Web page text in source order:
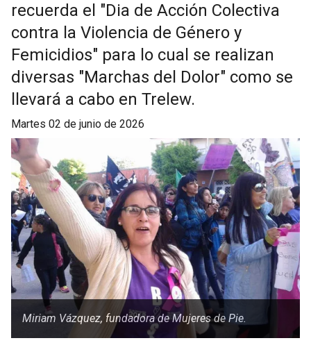
recuerda el "Dia de Acción Colectiva
contra la Violencia de Género y
Femicidios" para lo cual se realizan
diversas "Marchas del Dolor" como se
llevará a cabo en Trelew.
martes 02 de junio de 2026
Miriam Vázquez, fundadora de Mujeres de Pie.